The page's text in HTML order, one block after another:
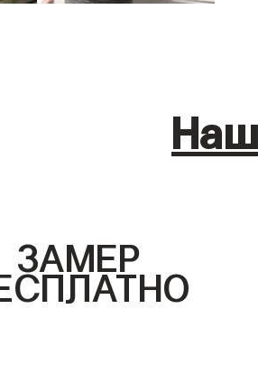
ЗАМЕР